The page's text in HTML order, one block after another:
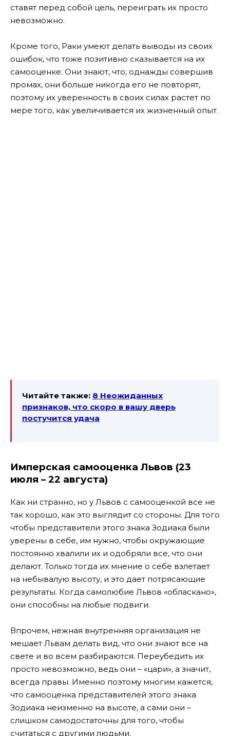
ставят перед собой цель, переиграть их просто
невозможно.
Кроме того, Раки умеют делать выводы из своих
ошибок, что тоже позитивно сказывается на их
самооценке. Они знают, что, однажды совершив
промах, они больше никогда его не повторят,
поэтому их уверенность в своих силах растет по
мере того, как увеличивается их жизненный опыт.
Читайте также: 8 Неожиданных
признаков, что скоро в вашу дверь
постучится удача
Имперская самооценка Львов (23
июля – 22 августа)
Как ни странно, но у Львов с самооценкой все не
так хорошо, как это выглядит со стороны. Для того
чтобы представители этого знака Зодиака были
уверены в себе, им нужно, чтобы окружающие
постоянно хвалили их и одобряли все, что они
делают. Только тогда их мнение о себе взлетает
на небывалую высоту, и это дает потрясающие
результаты. Когда самолюбие Львов «обласкано»,
они способны на любые подвиги.
Впрочем, нежная внутренняя организация не
мешает Львам делать вид, что они знают все на
свете и во всем разбираются. Переубедить их
просто невозможно, ведь они – «цари», а значит,
всегда правы. Именно поэтому многим кажется,
что самооценка представителей этого знака
Зодиака неизменно на высоте, а сами они –
слишком самодостаточны для того, чтобы
считаться с другими людьми.